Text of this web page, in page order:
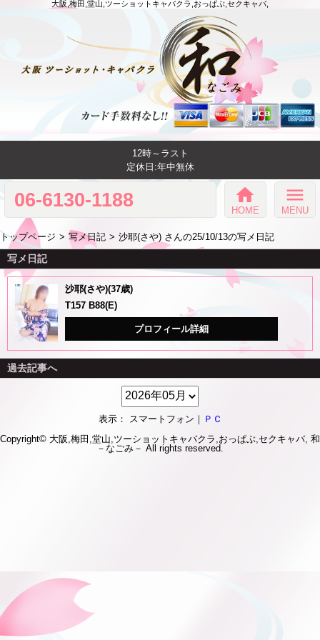
大阪,梅田,堂山,ツーショットキャバクラ,おっぱぶ,セクキャバ,
12時～ラスト
定休日:年中無休
06-6130-1188 home
HOME
menu
MENU
トップページ 写メ日記 沙耶(さや) さんの25/10/13の写メ日記
写メ日記
沙耶(さや)(37歳)
T157 B88(E)
プロフィール詳細
過去記事へ
表示： スマートフォン｜ ＰＣ
Copyright© 大阪,梅田,堂山,ツーショットキャバクラ,おっぱぶ,セクキャバ, 和
－なごみ－ All rights reserved.